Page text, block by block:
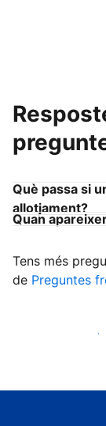
Uneix-te a
Què passa si
allotjament?
Quan
Tens més
de Preguntes
Comença a